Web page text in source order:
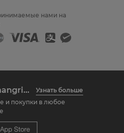
нами на
Приложение Shangri-La Circle
Узнать больше
и покупки в любое